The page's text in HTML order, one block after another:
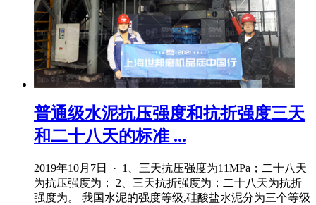
普通级水泥抗压强度和抗折强度三天
和二十八天的标准 ...
2019年10月7日 · 1、三天抗压强度为11MPa；二十八天
为抗压强度为； 2、三天抗折强度为；二十八天为抗折
强度为。 我国水泥的强度等级,硅酸盐水泥分为三个等级